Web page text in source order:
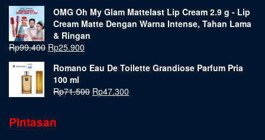
OMG Oh My Glam Mattelast Lip Cream 2.9 g - Lip
Cream Matte Dengan Warna Intense, Tahan Lama
& Ringan
Rp99.400 Rp25.900
Romano Eau De Toilette Grandiose Parfum Pria
100 ml
Rp71.500 Rp47.300
Pintasan